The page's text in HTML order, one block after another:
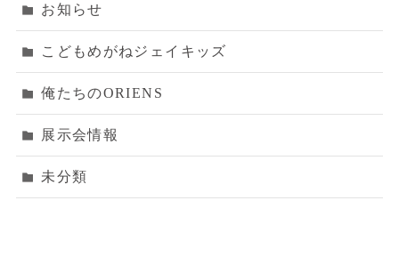
お知らせ
こどもめがねジェイキッズ
俺たちのORIENS
展示会情報
未分類